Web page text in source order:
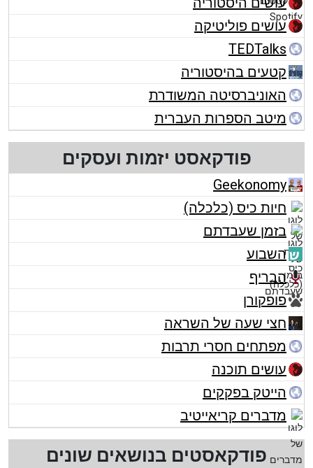
עושים פוליטיקה
TEDTalks
קטעים בהיסטוריה
האוניברסיטה המשודרת
מיטב הספרות העברית
פודקאסט יזמות ועסקים
Geekonomy
חיות כיס (כלכלה)
בזמן שעבדתם
השבוע
הבריף
פופקורן
חצי שעה של השראה
מפתחים חסרי תרבות
עושים תוכנה
הייטק בפקקים
מדברים קריאייטיב
פודקאסטים בנושאים שונים